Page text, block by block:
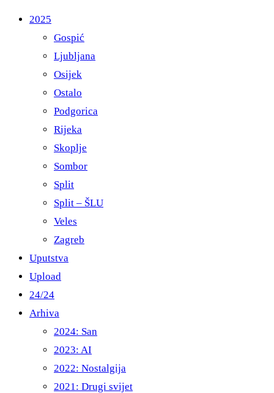
2025
Gospić
Ljubljana
Osijek
Ostalo
Podgorica
Rijeka
Skoplje
Sombor
Split
Split – ŠLU
Veles
Zagreb
Uputstva
Upload
24/24
Arhiva
2024: San
2023: AI
2022: Nostalgija
2021: Drugi svijet